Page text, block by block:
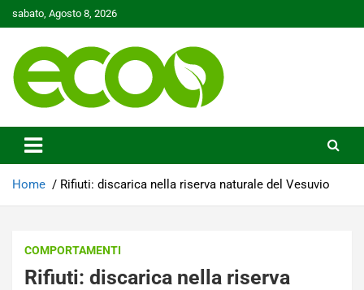
to
sabato, Agosto 8, 2026
Ecoo.it
Home Rifiuti: discarica nella riserva naturale del Vesuvio
COMPORTAMENTI
Rifiuti: discarica nella riserva